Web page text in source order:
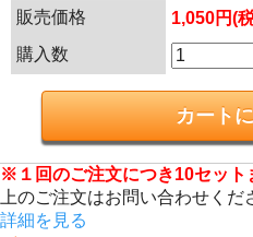
販売価格
1,050円(
購入数
※１回のご注文につき10セット
上のご注文はお問い合わせくだ
詳細を見る